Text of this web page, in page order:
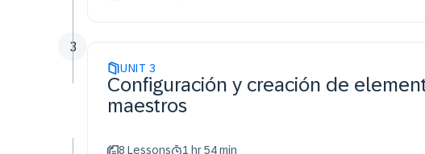
UNIT 3
Configuración y creación de
maestros
8 Lessons 1 hr 54 min
3